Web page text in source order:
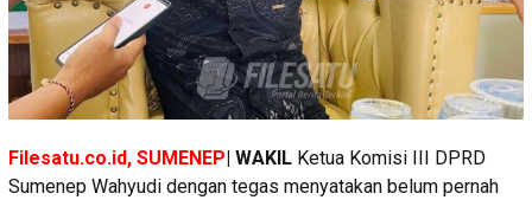
Filesatu.co.id, SUMENEP| WAKIL Ketua Komisi III DPRD
Sumenep Wahyudi dengan tegas menyatakan belum pernah